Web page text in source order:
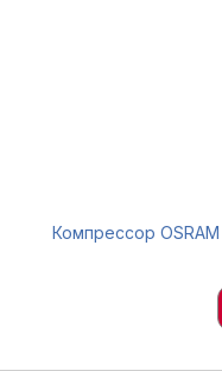
Компрессор